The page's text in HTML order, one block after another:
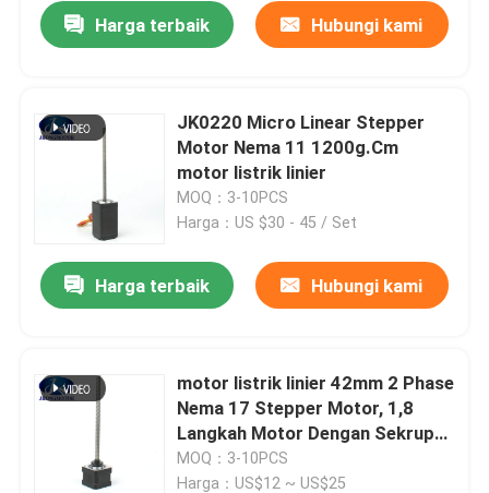
Harga terbaik Hubungi kami
JK0220 Micro Linear Stepper
Motor Nema 11 1200g.Cm
motor listrik linier
MOQ：3-10PCS
Harga：US $30 - 45 / Set
Harga terbaik Hubungi kami
motor listrik linier 42mm 2 Phase
Nema 17 Stepper Motor, 1,8
Langkah Motor Dengan Sekrup
Timbal
MOQ：3-10PCS
Harga：US$12 ~ US$25